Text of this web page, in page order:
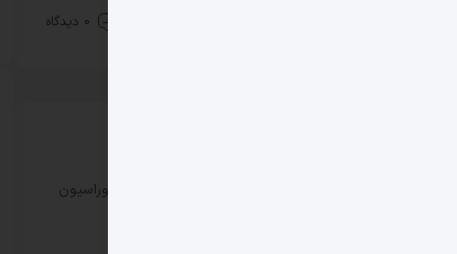
0 دیدگاه
معرفی شد!
در وبسایت ساختمونی نیوز – بهترین شرکت طراحی دکوراسیون
برای چه فضاهایی اهمیت ویژه دارد؟